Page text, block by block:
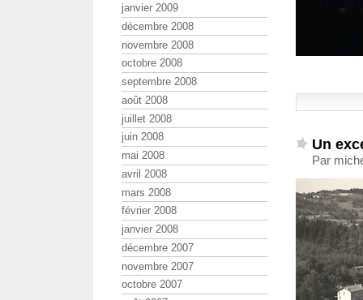
Un
Par
janvier 2009
décembre 2008
novembre 2008
octobre 2008
septembre 2008
août 2008
juillet 2008
juin 2008
mai 2008
avril 2008
mars 2008
février 2008
janvier 2008
décembre 2007
novembre 2007
octobre 2007